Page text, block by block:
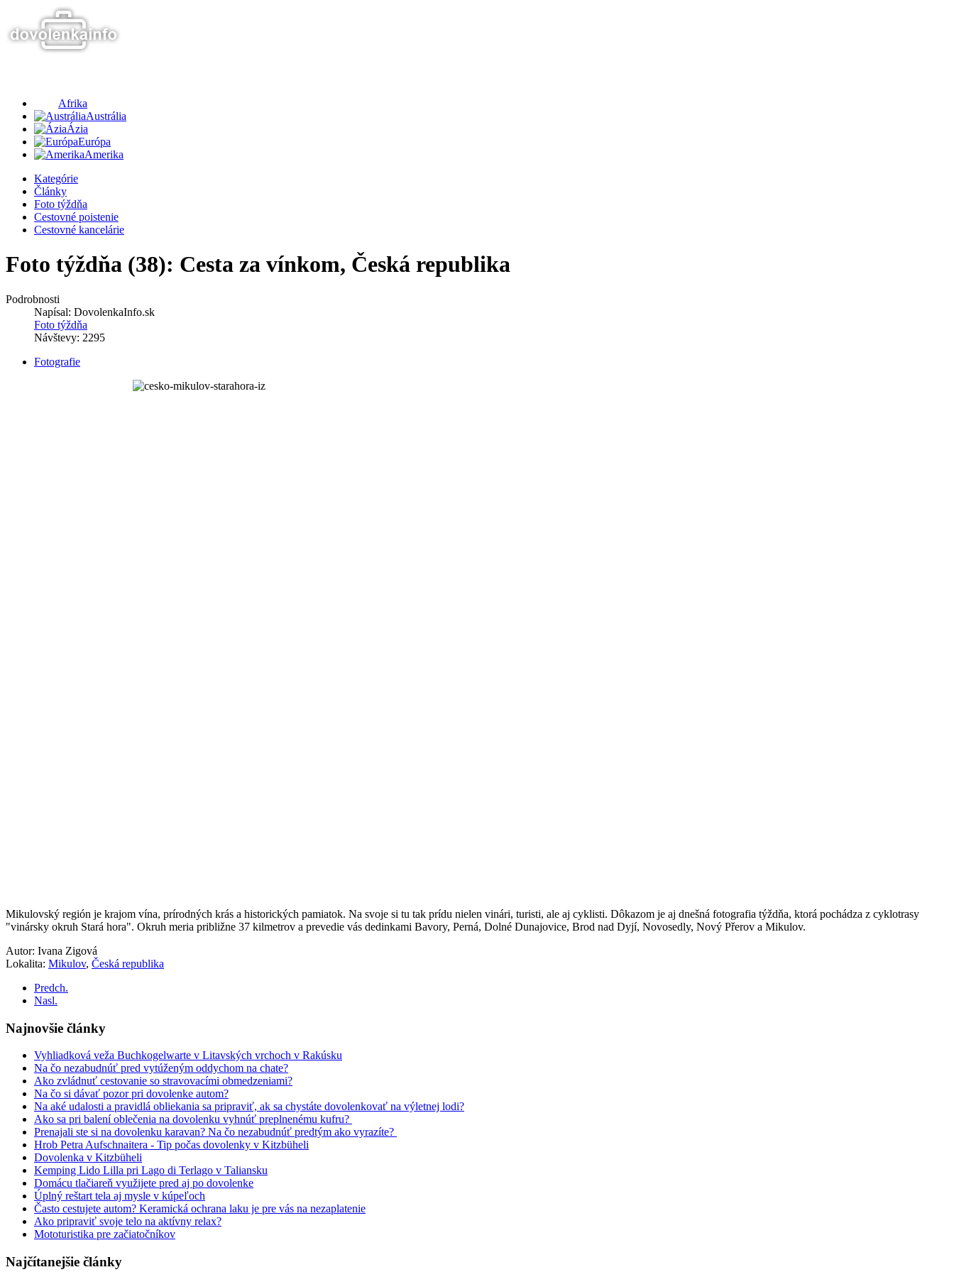
Afrika
Austrália
Ázia
Európa
Amerika
Kategórie
Články
Foto týždňa
Cestovné poistenie
Cestovné kancelárie
Foto týždňa (38): Cesta za vínkom, Česká republika
Podrobnosti
Napísal: DovolenkaInfo.sk
Foto týždňa
Návštevy: 2295
Fotografie
Mikulovský región je krajom vína, prírodných krás a historických pamiatok. Na svoje si tu tak prídu nielen vinári, turisti, ale aj cyklisti. Dôkazom je aj dnešná fotografia týždňa, ktorá pochádza z cyklotrasy
"vinársky okruh Stará hora". Okruh meria približne 37 kilmetrov a prevedie vás dedinkami Bavory, Perná, Dolné Dunajovice, Brod nad Dyjí, Novosedly, Nový Přerov a Mikulov.
Autor: Ivana Zigová
Lokalita: Mikulov, Česká republika
Predch.
Nasl.
Najnovšie články
Vyhliadková veža Buchkogelwarte v Litavských vrchoch v Rakúsku
Na čo nezabudnúť pred vytúženým oddychom na chate?
Ako zvládnuť cestovanie so stravovacími obmedzeniami?
Na čo si dávať pozor pri dovolenke autom?
Na aké udalosti a pravidlá obliekania sa pripraviť, ak sa chystáte dovolenkovať na výletnej lodi?
Ako sa pri balení oblečenia na dovolenku vyhnúť preplnenému kufru?
Prenajali ste si na dovolenku karavan? Na čo nezabudnúť predtým ako vyrazíte?
Hrob Petra Aufschnaitera - Tip počas dovolenky v Kitzbüheli
Dovolenka v Kitzbüheli
Kemping Lido Lilla pri Lago di Terlago v Taliansku
Domácu tlačiareň využijete pred aj po dovolenke
Úplný reštart tela aj mysle v kúpeľoch
Často cestujete autom? Keramická ochrana laku je pre vás na nezaplatenie
Ako pripraviť svoje telo na aktívny relax?
Mototuristika pre začiatočníkov
Najčítanejšie články